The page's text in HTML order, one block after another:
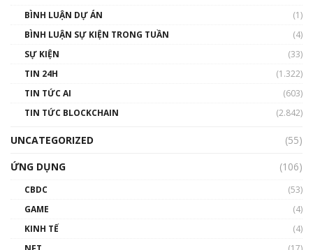
BÌNH LUẬN DỰ ÁN
(1)
BÌNH LUẬN SỰ KIỆN TRONG TUẦN
(4)
SỰ KIỆN
(33)
TIN 24H
(1.322)
TIN TỨC AI
(603)
TIN TỨC BLOCKCHAIN
(2.842)
UNCATEGORIZED
(55)
ỨNG DỤNG
(106)
CBDC
(53)
GAME
(4)
KINH TẾ
(4)